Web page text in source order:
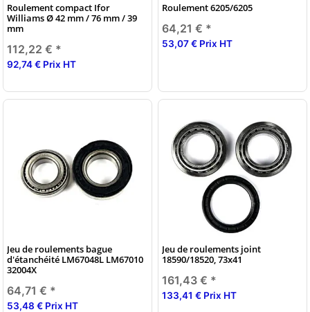
Roulement compact Ifor
Williams Ø 42 mm / 76 mm / 39
mm
112,22 € *
92,74 € Prix HT
Roulement 6205/6205
64,21 € *
53,07 € Prix HT
Jeu de roulements bague
d'étanchéité LM67048L LM67010
32004X
64,71 € *
53,48 € Prix HT
Jeu de roulements joint
18590/18520, 73x41
161,43 € *
133,41 € Prix HT